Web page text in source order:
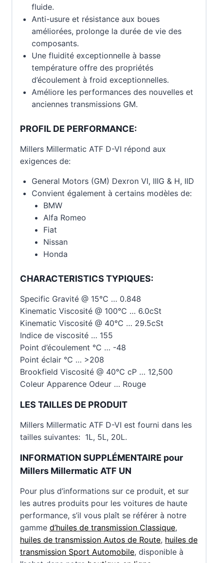
fluide.
Anti-usure et résistance aux boues
améliorées, prolonge la durée de vie des
composants.
Une fluidité exceptionnelle à basse
température offre des propriétés
d’écoulement à froid exceptionnelles.
Améliore les performances des nouvelles et
anciennes transmissions GM.
PROFIL DE PERFORMANCE:
Millers Millermatic ATF D-VI répond aux
exigences de:
General Motors (GM) Dexron VI, IIIG & H, IID
Convient également à certains modèles de:
BMW
Alfa Romeo
Fiat
Nissan
Honda
CHARACTERISTICS TYPIQUES:
Specific Gravité @ 15°C … 0.848
Kinematic Viscosité @ 100°C … 6.0cSt
Kinematic Viscosité @ 40°C … 29.5cSt
Indice de viscosité … 155
Point d’écoulement °C … -48
Point éclair °C … >208
Brookfield Viscosité @ 40°C cP … 12,500
Coleur Apparence Odeur … Rouge
LES TAILLES DE PRODUIT
Millers Millermatic ATF D-VI est fourni dans les
tailles suivantes: 1L, 5L, 20L.
INFORMATION SUPPLÉMENTAIRE pour
Millers Millermatic ATF UN
Pour plus d’informations sur ce produit, et sur
les autres produits pour les voitures de haute
performance, s’il vous plaît se référer à notre
gamme d’huiles de transmission Classique,
huiles de transmission Autos de Route, huiles de
transmission Sport Automobile, disponible à